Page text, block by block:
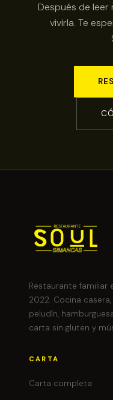
Después de leer
vivirla. Te
Restaurante familiar
2022. Cocina
peludín,
carta sin gluten y
CARTA
Carta completa